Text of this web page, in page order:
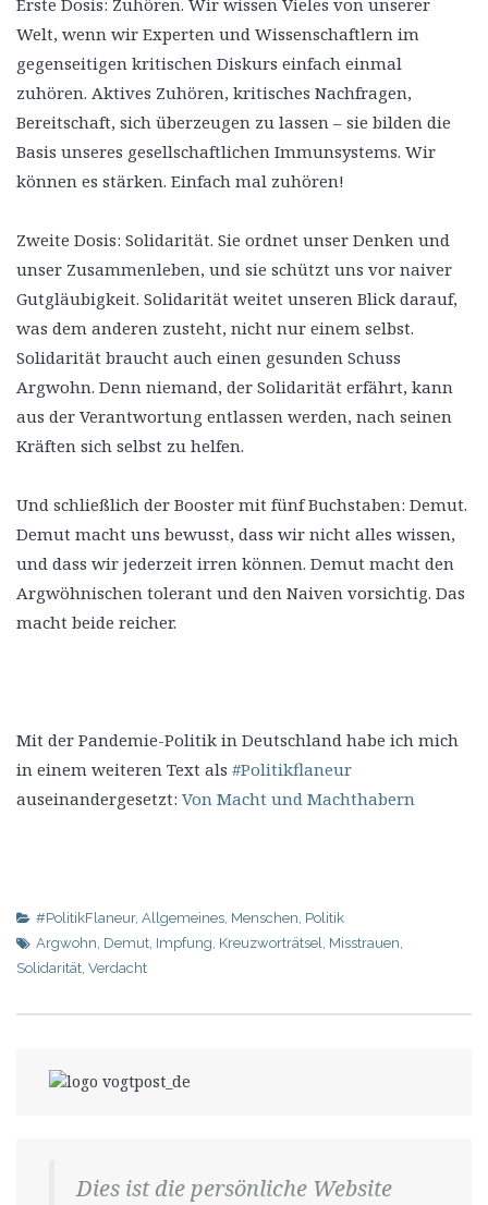
Welt, wenn wir Experten und Wissenschaftlern im
gegenseitigen kritischen Diskurs einfach einmal
zuhören. Aktives Zuhören, kritisches Nachfragen,
Bereitschaft, sich überzeugen zu lassen – sie bilden die
Basis unseres gesellschaftlichen Immunsystems. Wir
können es stärken. Einfach mal zuhören!
Zweite Dosis: Solidarität. Sie ordnet unser Denken und
unser Zusammenleben, und sie schützt uns vor naiver
Gutgläubigkeit. Solidarität weitet unseren Blick darauf,
was dem anderen zusteht, nicht nur einem selbst.
Solidarität braucht auch einen gesunden Schuss
Argwohn. Denn niemand, der Solidarität erfährt, kann
aus der Verantwortung entlassen werden, nach seinen
Kräften sich selbst zu helfen.
Und schließlich der Booster mit fünf Buchstaben: Demut.
Demut macht uns bewusst, dass wir nicht alles wissen,
und dass wir jederzeit irren können. Demut macht den
Argwöhnischen tolerant und den Naiven vorsichtig. Das
macht beide reicher.
Mit der Pandemie-Politik in Deutschland habe ich mich
in einem weiteren Text als #Politikflaneur
auseinandergesetzt: Von Macht und Machthabern
#PolitikFlaneur, Allgemeines Menschen Politik
Argwohn Demut Impfung Kreuzworträtsel Misstrauen
Solidarität Verdacht
Dies ist die persönliche Website